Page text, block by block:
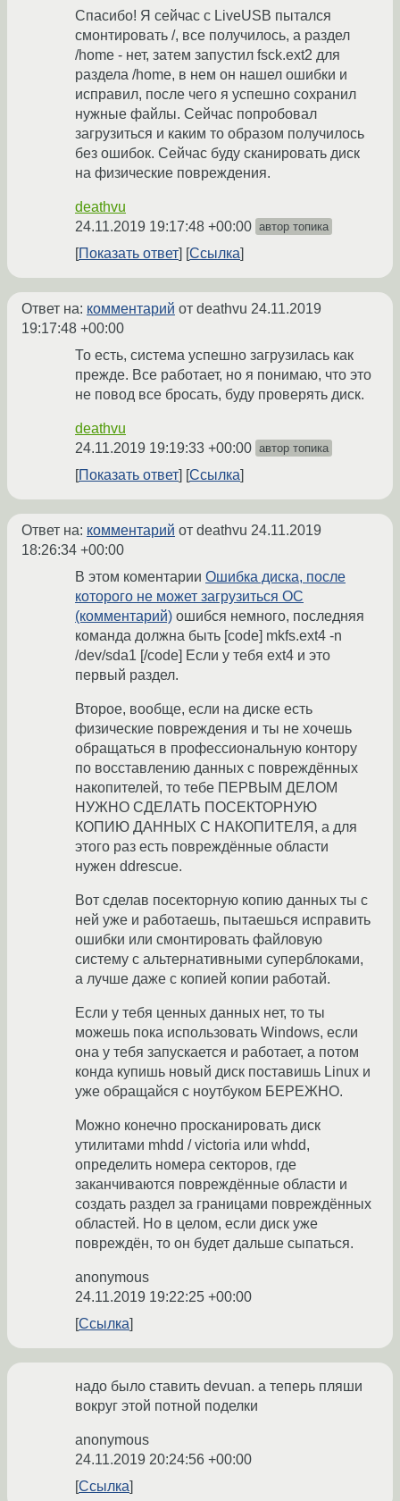
Cпасибо! Я сейчас с LiveUSB пытался
смонтировать /, все получилось, а раздел
/home - нет, затем запустил fsck.ext2 для
раздела /home, в нем он нашел ошибки и
исправил, после чего я успешно сохранил
нужные файлы. Сейчас попробовал
загрузиться и каким то образом получилось
без ошибок. Сейчас буду сканировать диск
на физические повреждения.
deathvu
24.11.2019 19:17:48 +00:00 автор топика
Показать ответ Ссылка
Ответ на: комментарий от deathvu 24.11.2019
19:17:48 +00:00
То есть, система успешно загрузилась как
прежде. Все работает, но я понимаю, что это
не повод все бросать, буду проверять диск.
deathvu
24.11.2019 19:19:33 +00:00 автор топика
Показать ответ Ссылка
Ответ на: комментарий от deathvu 24.11.2019
18:26:34 +00:00
В этом коментарии Ошибка диска, после
которого не может загрузиться ОС
(комментарий) ошибся немного, последняя
команда должна быть [code] mkfs.ext4 -n
/dev/sda1 [/code] Если у тебя ext4 и это
первый раздел.
Второе, вообще, если на диске есть
физические повреждения и ты не хочешь
обращаться в профессиональную контору
по восставлению данных с повреждённых
накопителей, то тебе ПЕРВЫМ ДЕЛОМ
НУЖНО СДЕЛАТЬ ПОСЕКТОРНУЮ
КОПИЮ ДАННЫХ С НАКОПИТЕЛЯ, а для
этого раз есть повреждённые области
нужен ddrescue.
Вот сделав посекторную копию данных ты с
ней уже и работаешь, пытаешься исправить
ошибки или смонтировать файловую
систему с альтернативными суперблоками,
а лучше даже с копией копии работай.
Если у тебя ценных данных нет, то ты
можешь пока использовать Windows, если
она у тебя запускается и работает, а потом
конда купишь новый диск поставишь Linux и
уже обращайся с ноутбуком БЕРЕЖНО.
Можно конечно просканировать диск
утилитами mhdd / victoria или whdd,
определить номера секторов, где
заканчиваются повреждённые области и
создать раздел за границами повреждённых
областей. Но в целом, если диск уже
повреждён, то он будет дальше сыпаться.
anonymous
24.11.2019 19:22:25 +00:00
Ссылка
надо было ставить devuan. а теперь пляши
вокруг этой потной поделки
anonymous
24.11.2019 20:24:56 +00:00
Ссылка